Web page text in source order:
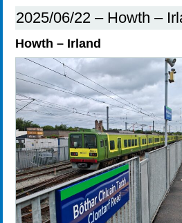
2025/06/22 – Howth –
Howth – Irland